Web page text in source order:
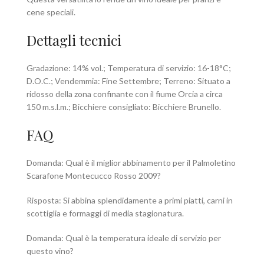
cene speciali.
Dettagli tecnici
Gradazione: 14% vol.; Temperatura di servizio: 16-18°C;
D.O.C.; Vendemmia: Fine Settembre; Terreno: Situato a
ridosso della zona confinante con il fiume Orcia a circa
150 m.s.l.m.; Bicchiere consigliato: Bicchiere Brunello.
FAQ
Domanda: Qual è il miglior abbinamento per il Palmoletino
Scarafone Montecucco Rosso 2009?
Risposta: Si abbina splendidamente a primi piatti, carni in
scottiglia e formaggi di media stagionatura.
Domanda: Qual è la temperatura ideale di servizio per
questo vino?